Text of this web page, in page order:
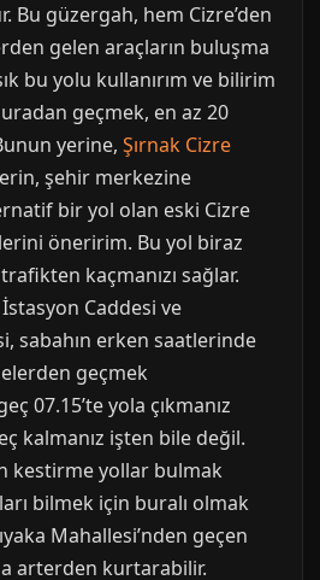
Bu güzergah, hem Cizre’den
gelen araçların buluşma
bu yolu kullanırım ve bilirim
geçmek, en az 20
yerine, Şırnak Cizre
şehir merkezine
bir yol olan eski Cizre
öneririm. Bu yol biraz
kaçmanızı sağlar.
Caddesi ve
sabahın erken saatlerinde
geçmek
07.15’te yola çıkmanız
kalmanız işten bile değil.
kestirme yollar bulmak
bilmek için buralı olmak
Mahallesi’nden geçen
arterden kurtarabilir.